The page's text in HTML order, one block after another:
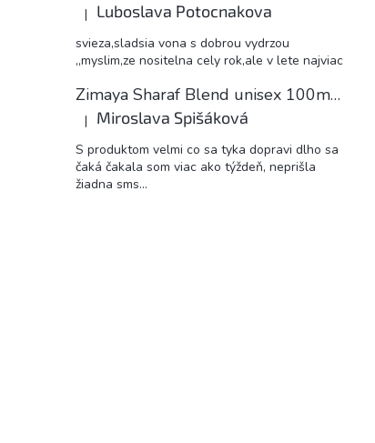
Hodnotenie produktu je 5 z 5 hviezdičiek.
| Luboslava Potocnakova
svieza,sladsia vona s dobrou vydrzou
,,myslim,ze nositelna cely rok,ale v lete najviac
Zimaya Sharaf Blend unisex 100ml EDP
Hodnotenie produktu je 5 z 5 hviezdičiek.
| Miroslava Spišáková
S produktom velmi co sa tyka dopravi dlho sa
čaká čakala som viac ako týždeň, neprišla
žiadna sms...